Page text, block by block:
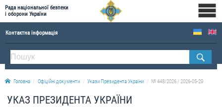
Рада національної безпеки
і оборони України
Контактна інформація
ПРО РНБОУ
Склад Ради національної безпеки і оборони України
Апарат Ради національної безпеки і оборони України
Правова основа діяльності Ради національної безпеки і оборони України
Головна Офіційні документи Укази Президента України № 448/2026 / 2026-05-29
УКАЗ ПРЕЗИДЕНТА УКРАЇНИ